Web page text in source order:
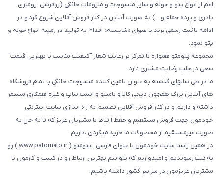
اعم از انواع پتو و حوله و سایر منسوجات و ملزومات خانگی (روفرشی، رومیزی،
پادری و پرده حمام و ...) به صورت آنلاین در کنار فروش آفلاین شروع کرد و در
ادامه با ثبت رسمی برند با عنوان «شایسته» اقدام به تولید در زمینه انواع حوله و
پتو نمود.
مجموعه پتومتو همواره با تمرکز بر رعایت شعار "کیفیت مناسب با بهترین قیمت"
سعی در جلب رضایت مشتری دارد.
ما در طی سالهای گذشته به عنوان تامین کننده منسوجات خانگی با تمام فروشگاه
های آنلاین بزرگ همچون دیجی کالا و بامیلو و اسنپ شاپ و غیره همکاری مستمر
داشته و داریم و در کنار فروش آفلاین تصمیم به راه اندازی سایت اینترنتی
خودمون جهت فروش مستقیم و حفظ ارتباط با مشتریان عزیز که تا به حال به
صورت غیرمستقیم از محصولات ما خرید میکردن ،داریم.
در همین راستا سایت خودمون با عنوان فارسی : پتومتو ( www.patomato.ir ) رو
به ثبت رسوندیم و امیدواریم که بتوانیم بهترین ارتباط رو در کسب و کارمون با
مشتریان عزیزمون در سراسر کشور داشته باشیم.